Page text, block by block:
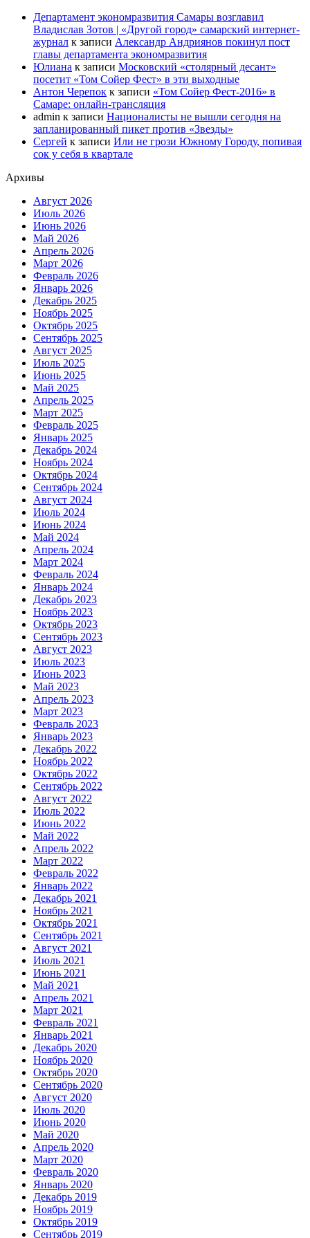
Департамент экономразвития Самары возглавил
Владислав Зотов | «Другой город» самарский интернет-
журнал к записи Александр Андриянов покинул пост
главы департамента экономразвития
Юлиана к записи Московский «столярный десант»
посетит «Том Сойер Фест» в эти выходные
Антон Черепок к записи «Том Сойер Фест-2016» в
Самаре: онлайн-трансляция
admin к записи Националисты не вышли сегодня на
запланированный пикет против «Звезды»
Сергей к записи Или не грози Южному Городу, попивая
сок у себя в квартале
Архивы
Август 2026
Июль 2026
Июнь 2026
Май 2026
Апрель 2026
Март 2026
Февраль 2026
Январь 2026
Декабрь 2025
Ноябрь 2025
Октябрь 2025
Сентябрь 2025
Август 2025
Июль 2025
Июнь 2025
Май 2025
Апрель 2025
Март 2025
Февраль 2025
Январь 2025
Декабрь 2024
Ноябрь 2024
Октябрь 2024
Сентябрь 2024
Август 2024
Июль 2024
Июнь 2024
Май 2024
Апрель 2024
Март 2024
Февраль 2024
Январь 2024
Декабрь 2023
Ноябрь 2023
Октябрь 2023
Сентябрь 2023
Август 2023
Июль 2023
Июнь 2023
Май 2023
Апрель 2023
Март 2023
Февраль 2023
Январь 2023
Декабрь 2022
Ноябрь 2022
Октябрь 2022
Сентябрь 2022
Август 2022
Июль 2022
Июнь 2022
Май 2022
Апрель 2022
Март 2022
Февраль 2022
Январь 2022
Декабрь 2021
Ноябрь 2021
Октябрь 2021
Сентябрь 2021
Август 2021
Июль 2021
Июнь 2021
Май 2021
Апрель 2021
Март 2021
Февраль 2021
Январь 2021
Декабрь 2020
Ноябрь 2020
Октябрь 2020
Сентябрь 2020
Август 2020
Июль 2020
Июнь 2020
Май 2020
Апрель 2020
Март 2020
Февраль 2020
Январь 2020
Декабрь 2019
Ноябрь 2019
Октябрь 2019
Сентябрь 2019